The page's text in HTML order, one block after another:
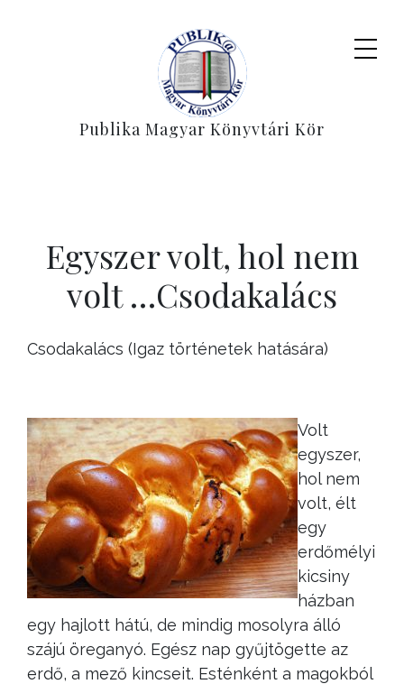
Publika Magyar Könyvtári Kör
Egyszer volt, hol nem
volt …Csodakalács
Csodakalács (Igaz történetek hatására)
Volt
egyszer,
hol nem
volt, élt
egy
erdőmélyi
kicsiny
házban
egy hajlott hátú, de mindig mosolyra álló
szájú öreganyó. Egész nap gyűjtögette az
erdő, a mező kincseit. Esténként a magokból